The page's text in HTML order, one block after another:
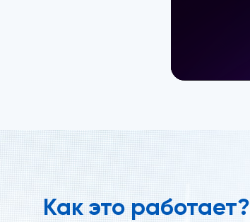
Как это работает?